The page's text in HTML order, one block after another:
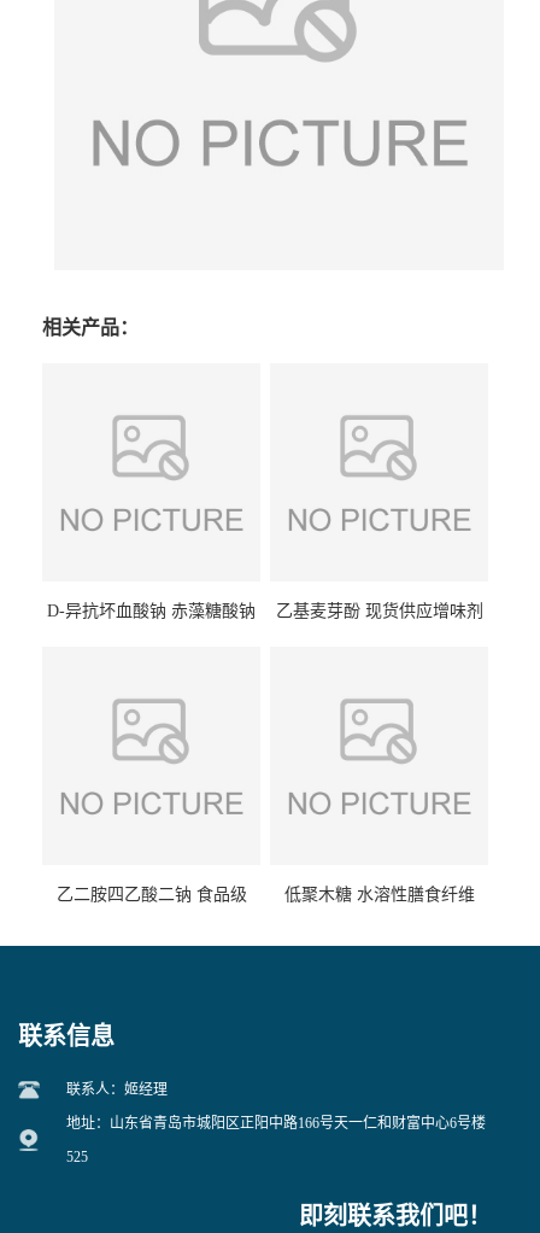
相关产品：
D-异抗坏血酸钠 赤藻糖酸钠
乙基麦芽酚 现货供应增味剂
乙二胺四乙酸二钠 食品级
低聚木糖 水溶性膳食纤维
联系信息
联系人：姬经理
地址：山东省青岛市城阳区正阳中路166号天一仁和财富中心6号楼
525
即刻联系我们吧！